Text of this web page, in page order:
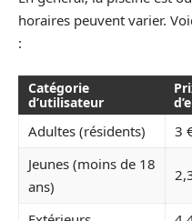
horaires peuvent varier.
:
Catégorie
d’utilisateur
Adultes (résidents) 3
Jeunes (moins de 18
ans)